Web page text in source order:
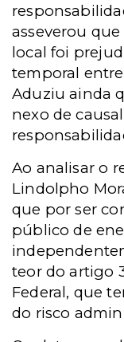
asseverou
local foi
temporal
Aduziu ainda
nexo de
Ao analisar o
Lindolpho
que por ser
público de
teor do artigo
Federal, que
do risco